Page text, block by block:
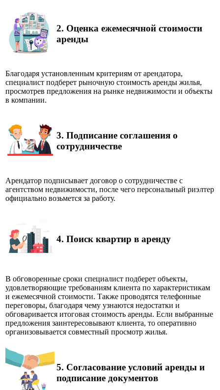
2. Оценка ежемесячной стоимости
аренды
Благодаря установленным критериям от арендатора,
специалист подберет рыночную стоимость аренды жилья,
просмотрев предложения на рынке недвижимости и объекты
в компании.
3. Подписание соглашения о
сотрудничестве
Арендатор подписывает договор о сотрудничестве с
агентством недвижимости, после чего персональный риэлтер
официально возьмется за работу.
4. Поиск квартир в аренду
В обговоренные сроки специалист подберет объекты,
удовлетворяющие требованиям клиента по характеристикам
и ежемесячной стоимости. Также проводятся телефонные
переговоры, благодаря чему узнаются недостатки и
обговаривается итоговая стоимость аренды. Если выбранные
предложения заинтересовывают клиента, то оперативно
организовывается совместный просмотр жилья.
5. Согласование условий аренды и
подписание документов